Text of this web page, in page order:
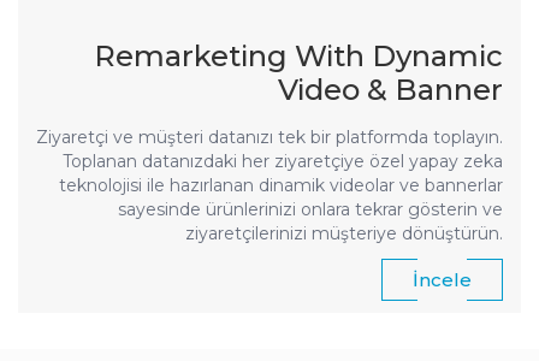
Remarketing With Dynamic
Video & Banner
Ziyaretçi ve müşteri datanızı tek bir platformda toplayın.
Toplanan datanızdaki her ziyaretçiye özel yapay zeka
teknolojisi ile hazırlanan dinamik videolar ve bannerlar
sayesinde ürünlerinizi onlara tekrar gösterin ve
ziyaretçilerinizi müşteriye dönüştürün.
İncele